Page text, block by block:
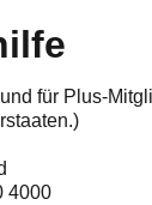
für Plus-
4000